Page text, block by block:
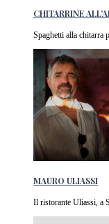
CHITARRINE
Spaghetti alla chitarra
MAURO ULIASSI
Il ristorante Uliassi, a